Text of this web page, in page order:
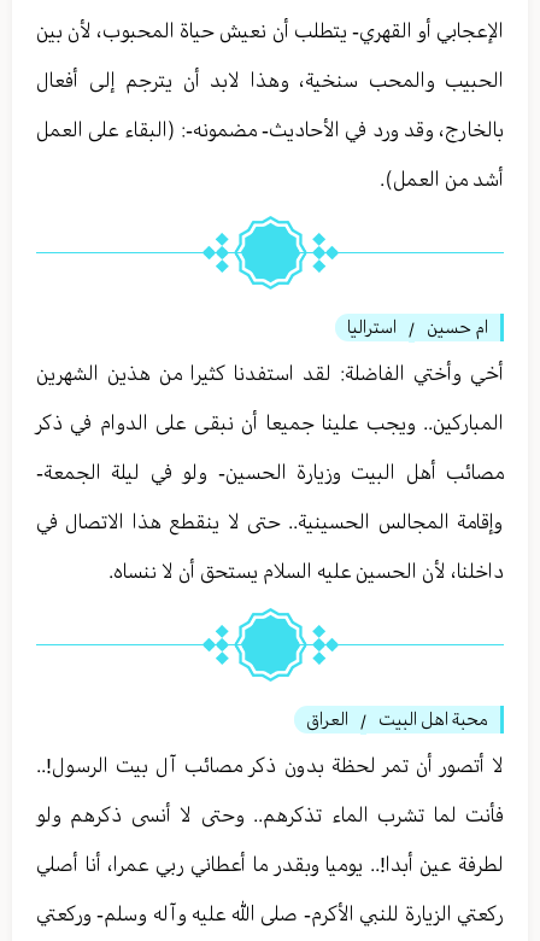
الإعجابي أو القهري- يتطلب أن نعيش حياة المحبوب، لأن بين
الحبيب والمحب سنخية، وهذا لابد أن يترجم إلى أفعال
بالخارج، وقد ورد في الأحاديث- مضمونه-: (البقاء على العمل
أشد من العمل).
ام حسين / استراليا
أخي وأختي الفاضلة: لقد استفدنا كثيرا من هذين الشهرين
المباركين.. ويجب علينا جميعا أن نبقى على الدوام في ذكر
مصائب أهل البيت وزيارة الحسين- ولو في ليلة الجمعة-
وإقامة المجالس الحسينية.. حتى لا ينقطع هذا الاتصال في
داخلنا، لأن الحسين عليه السلام يستحق أن لا ننساه.
محبة اهل البيت / العراق
لا أتصور أن تمر لحظة بدون ذكر مصائب آل بيت الرسول!..
فأنت لما تشرب الماء تذكرهم.. وحتى لا أنسى ذكرهم ولو
لطرفة عين أبدا!.. يوميا وبقدر ما أعطاني ربي عمرا، أنا أصلي
ركعتي الزيارة للنبي الأكرم- صلى الله عليه وآله وسلم- وركعتي